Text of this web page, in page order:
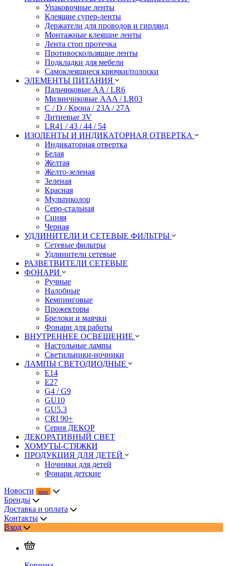
Упаковочные ленты
Клеящие супер-ленты
Держатели для проводов и гирлянд
Монтажные клеящие ленты
Лента стоп протечка
Противоскользящие ленты
Подкладки для мебели
Самоклеящиеся крючки/полоски
ЭЛЕМЕНТЫ ПИТАНИЯ
Пальчиковые AA / LR6
Мизинчиковые AAA / LR03
C / D / Крона / 23A / 27A
Литиевые 3V
LR41 / 43 / 44 / 54
ИЗОЛЕНТЫ И ИНДИКАТОРНАЯ ОТВЕРТКА
Индикаторная отвертка
Белая
Желтая
Желто-зеленая
Зеленая
Красная
Мультиколор
Серо-стальная
Синяя
Черная
УДЛИНИТЕЛИ И СЕТЕВЫЕ ФИЛЬТРЫ
Сетевые фильтры
Удлинители сетевые
РАЗВЕТВИТЕЛИ СЕТЕВЫЕ
ФОНАРИ
Ручные
Налобные
Кемпинговые
Прожекторы
Брелоки и маячки
Фонари для работы
ВНУТРЕННЕЕ ОСВЕЩЕНИЕ
Настольные лампы
Светильники-ночники
ЛАМПЫ СВЕТОДИОДНЫЕ
E14
E27
G4 / G9
GU10
GU5.3
CRI 90+
Серия ДЕКОР
ДЕКОРАТИВНЫЙ СВЕТ
ХОМУТЫ-СТЯЖКИ
ПРОДУКЦИЯ ДЛЯ ДЕТЕЙ
Ночники для детей
Фонари детские
Новости
Бренды
Доставка и оплата
Контакты
Вход